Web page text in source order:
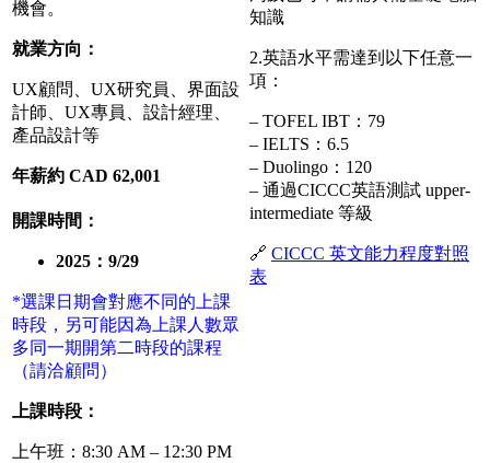
知識
2.英語水平需達到以下任意一
項：
– TOFEL IBT：79
– IELTS：6.5
– Duolingo：120
– 通過CICCC英語測試 upper-
intermediate 等級
🔗 CICCC 英文能力程度對照
表
機會。
就業方向：
UX顧問、UX研究員、界面設
計師、UX專員、設計經理、
產品設計等
年薪約 CAD 62,001
開課時間：
2025：9/29
*選課日期會對應不同的上課
時段，另可能因為上課人數眾
多同一期開第二時段的課程
（請洽顧問）
上課時段：
上午班：8:30 AM – 12:30 PM